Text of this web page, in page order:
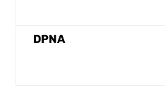
DPNA